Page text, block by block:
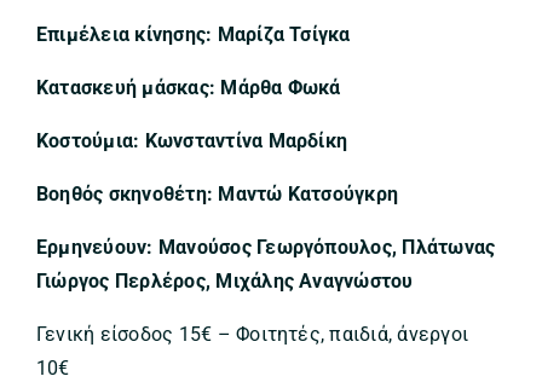
Επιμέλεια κίνησης: Μαρίζα Τσίγκα
Κατασκευή μάσκας: Μάρθα Φωκά
Κοστούμια: Κωνσταντίνα Μαρδίκη
Βοηθός σκηνοθέτη: Μαντώ Κατσούγκρη
Ερμηνεύουν: Μανούσος Γεωργόπουλος, Πλάτωνας
Γιώργος Περλέρος, Μιχάλης Αναγνώστου
Γενική είσοδος 15€ – Φοιτητές, παιδιά, άνεργοι
10€